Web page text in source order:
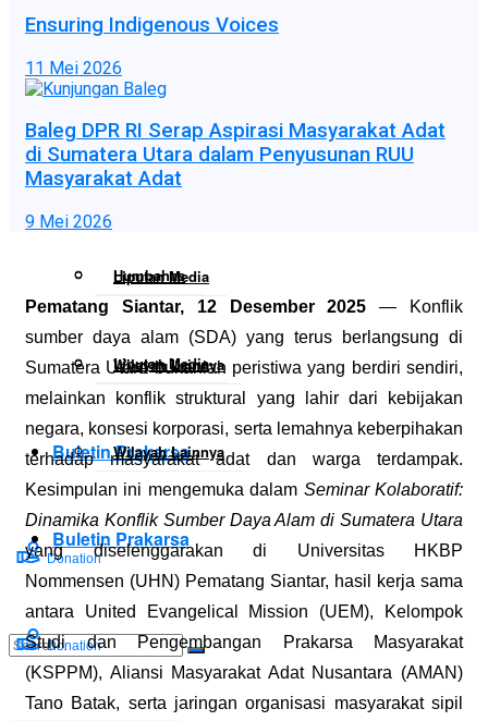
Toba
Tapanuli Utara
Humbahas
Liputan Media
Wilayah Lainnya
Buletin Prakarsa
Donation
Toba
Tapanuli Utara
Humbahas
Liputan Media
Wilayah Lainnya
Buletin Prakarsa
Donation
Ensuring Indigenous Voices
11 Mei 2026
Baleg DPR RI Serap Aspirasi Masyarakat Adat
di Sumatera Utara dalam Penyusunan RUU
Masyarakat Adat
9 Mei 2026
Pematang Siantar, 12 Desember 2025 — Konflik
sumber daya alam (SDA) yang terus berlangsung di
Sumatera Utara bukanlah peristiwa yang berdiri sendiri,
melainkan konflik struktural yang lahir dari kebijakan
negara, konsesi korporasi, serta lemahnya keberpihakan
terhadap masyarakat adat dan warga terdampak.
Kesimpulan ini mengemuka dalam Seminar Kolaboratif:
Dinamika Konflik Sumber Daya Alam di Sumatera Utara
yang diselenggarakan di Universitas HKBP
Nommensen (UHN) Pematang Siantar, hasil kerja sama
antara United Evangelical Mission (UEM), Kelompok
Studi dan Pengembangan Prakarsa Masyarakat
(KSPPM), Aliansi Masyarakat Adat Nusantara (AMAN)
Tano Batak, serta jaringan organisasi masyarakat sipil